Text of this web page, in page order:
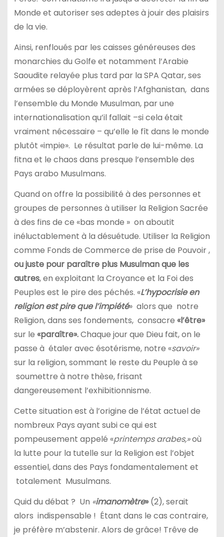
Monde et autoriser ses adeptes à jouir des plaisirs
de la vie.
Ainsi, renfloués par les caisses généreuses des
monarchies du Golfe et notamment l’Arabie
Saoudite relayée plus tard par la SPA Qatar, ses
armées se déployèrent après l’Afghanistan, dans
l’ensemble du Monde Musulman, par une
internationalisation qu’il fallait –si cela était
vraiment nécessaire – qu’elle le fît dans le monde
plutôt «impie». Le résultat parle de lui-même. La
fitna et le chaos dans presque l’ensemble des
Pays arabo Musulmans.
Quand on offre la possibilité à des personnes et
groupes de personnes à utiliser la Religion Sacrée
à des fins de ce «bas monde » on aboutit
inéluctablement à la désuétude. Utiliser la Religion
comme Fonds de Commerce de prise de Pouvoir ,
ou juste pour paraître plus Musulman que les
autres, en exploitant la Croyance et la Foi des
Peuples est le pire des péchés. «L’hypocrisie en
religion est pire que l’impiété» alors que notre
Religion, dans ses fondements, consacre «l’être»
sur le «paraître».Chaque jour que Dieu fait, on le
passe à étaler avec ésotérisme, notre «savoir»
sur la religion, sommant le reste du Peuple à se
soumettre à notre thèse, frisant
dangereusement l’exhibitionnisme.
Cette situation est à l’origine de l’état actuel de
nombreux Pays ayant subi ce qui est
pompeusement appelé «printemps arabes,»où
la lutte pour la tutelle sur la Religion est l’objet
essentiel, dans des Pays fondamentalement et
totalement Musulmans.
Quid du débat ? Un «imanomètre»(2), serait
alors indispensable ! Étant dans le cas contraire,
je préfère m’abstenir. Alors de grâce! Trêve de